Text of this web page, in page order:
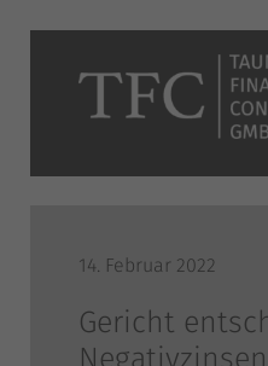
14. Februar 2022
Gericht